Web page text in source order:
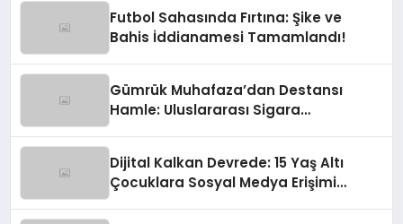
Futbol Sahasında Fırtına: Şike ve
Bahis İddianamesi Tamamlandı!
Gümrük Muhafaza’dan Destansı
Hamle: Uluslararası Sigara
Dijital Kalkan Devrede: 15 Yaş Altı
Çocuklara Sosyal Medya Erişimi